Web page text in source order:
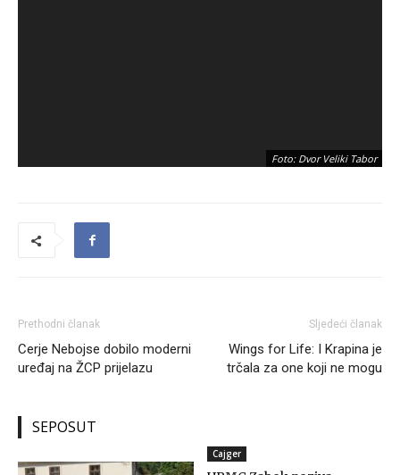
Foto: Dvor Veliki Tabor
Prethodni članak
Cerje Nebojse dobilo moderni
uređaj na ŽCP prijelazu
Sljedeći članak
Wings for Life: I Krapina je
trčala za one koji ne mogu
SEPOSUT
Cajger